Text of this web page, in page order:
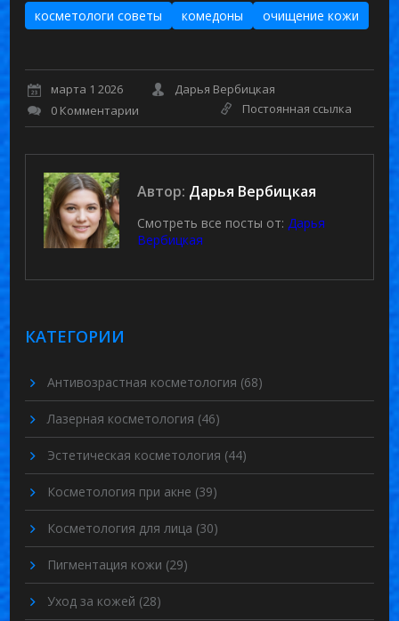
косметологи советы
комедоны очищение кожи
марта 1 2026
Дарья Вербицкая
0 Комментарии
Постоянная ссылка
Автор: Дарья Вербицкая
Смотреть все посты от: Дарья
Вербицкая
КАТЕГОРИИ
Антивозрастная косметология (68)
Лазерная косметология (46)
Эстетическая косметология (44)
Косметология при акне (39)
Косметология для лица (30)
Пигментация кожи (29)
Уход за кожей (28)